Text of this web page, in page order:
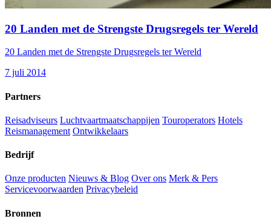
20 Landen met de Strengste Drugsregels ter Wereld
20 Landen met de Strengste Drugsregels ter Wereld
7 juli 2014
Partners
Reisadviseurs Luchtvaartmaatschappijen Touroperators Hotels
Reismanagement Ontwikkelaars
Bedrijf
Onze producten Nieuws & Blog Over ons Merk & Pers
Servicevoorwaarden Privacybeleid
Bronnen